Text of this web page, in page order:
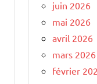
juin 2026
mai 2026
avril 2026
mars 2026
février